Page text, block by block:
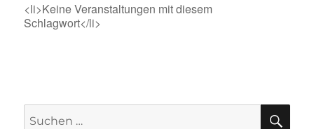
<li>Keine Veranstaltungen mit diesem
Schlagwort</li>